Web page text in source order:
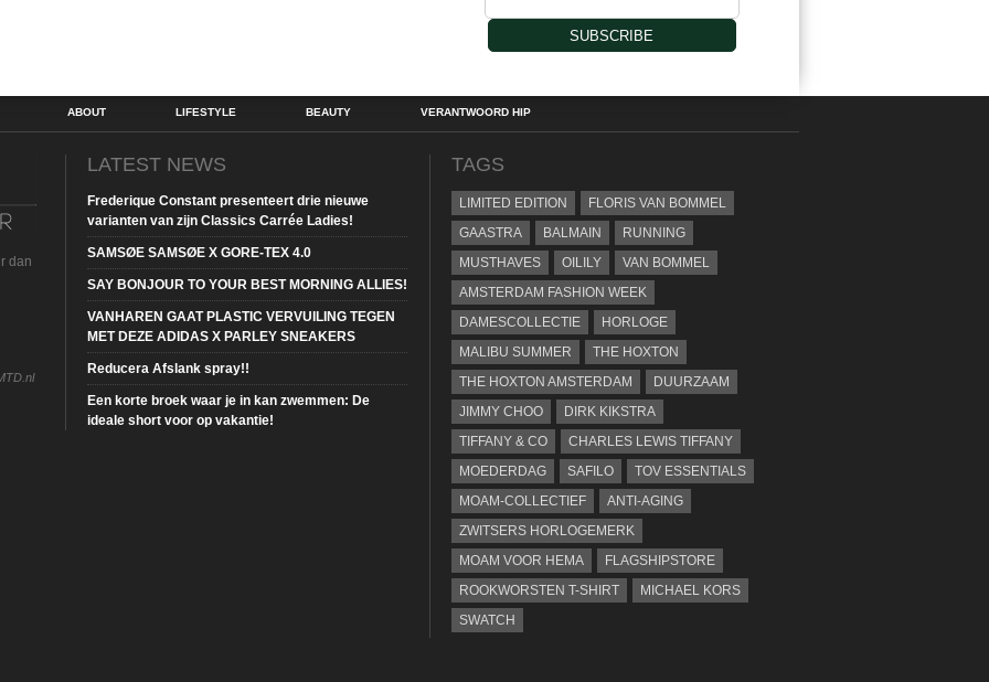
SUBSCRIBE
ABOUT LIFESTYLE BEAUTY VERANTWOORD HIP
dan
LATEST NEWS
Frederique Constant presenteert drie nieuwe
varianten van zijn Classics Carrée Ladies!
SAMSØE SAMSØE X GORE-TEX 4.0
SAY BONJOUR TO YOUR BEST MORNING ALLIES!
VANHAREN GAAT PLASTIC VERVUILING TEGEN
MET DEZE ADIDAS X PARLEY SNEAKERS
Reducera Afslank spray!!
Een korte broek waar je in kan zwemmen: De
ideale short voor op vakantie!
TAGS
LIMITED EDITION
FLORIS VAN BOMMEL
GAASTRA
BALMAIN
RUNNING
MUSTHAVES
OILILY
VAN BOMMEL
AMSTERDAM FASHION WEEK
DAMESCOLLECTIE
HORLOGE
MALIBU SUMMER
THE HOXTON
THE HOXTON AMSTERDAM
DUURZAAM
JIMMY CHOO
DIRK KIKSTRA
TIFFANY & CO
CHARLES LEWIS TIFFANY
MOEDERDAG
SAFILO
TOV ESSENTIALS
MOAM-COLLECTIEF
ANTI-AGING
ZWITSERS HORLOGEMERK
MOAM VOOR HEMA
FLAGSHIPSTORE
ROOKWORSTEN T-SHIRT
MICHAEL KORS
SWATCH